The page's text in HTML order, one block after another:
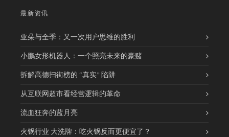
最新资讯
亚朵与全季：又一次用户思维的胜利
小鹏女形机器人：一个照亮未来的豪赌
拆解高德扫街榜的 “真实” 陷阱
从互联网超市看经营逻辑的革命
流血狂奔的蓝月亮
火锅行业 大洗牌：吃火锅反而更便宜了？